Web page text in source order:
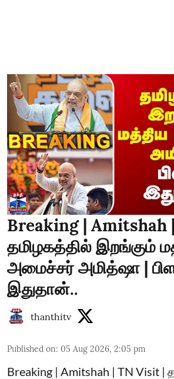
Breaking | Amitshah |
தமிழகத்தில் இறங்கும்
அமைச்சர் அமித்ஷா |
இதுதான்..
thanthitv
Published on: 05 Aug 2026, 2:05 pm
Breaking | Amitshah | TN Visit |